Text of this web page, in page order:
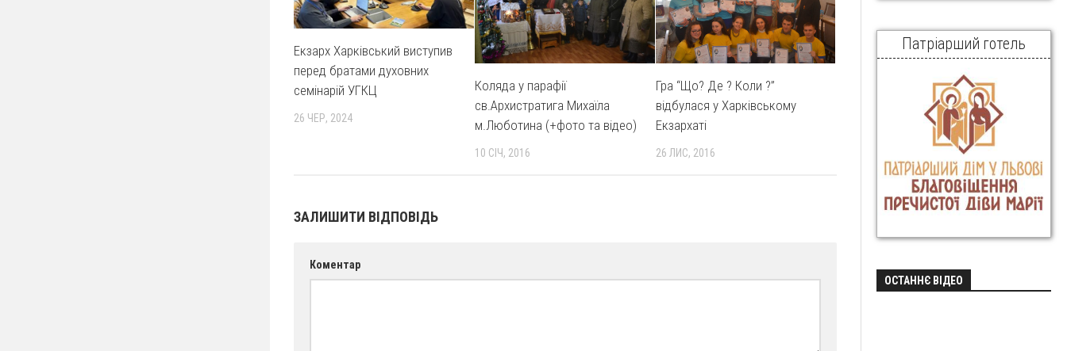
Екзарх Харківський виступив
перед братами духовних
семінарій УГКЦ
26 ЧЕР, 2024
Коляда у парафії
св.Архистратига Михаїла
м.Люботина (+фото та відео)
10 СІЧ, 2016
Гра “Що? Де ? Коли ?”
відбулася у Харківському
Екзархаті
26 ЛИС, 2016
ЗАЛИШИТИ ВІДПОВІДЬ
Коментар
Патріарший готель
ОСТАННЄ ВІДЕО